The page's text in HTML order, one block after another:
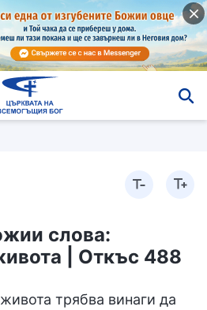
слова:
| Откъс 488
трябва винаги да